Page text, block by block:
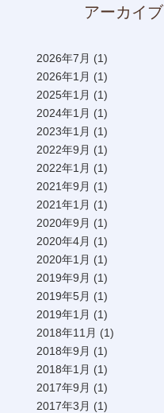
アーカイブ
2026年7月 (1)
2026年1月 (1)
2025年1月 (1)
2024年1月 (1)
2023年1月 (1)
2022年9月 (1)
2022年1月 (1)
2021年9月 (1)
2021年1月 (1)
2020年9月 (1)
2020年4月 (1)
2020年1月 (1)
2019年9月 (1)
2019年5月 (1)
2019年1月 (1)
2018年11月 (1)
2018年9月 (1)
2018年1月 (1)
2017年9月 (1)
2017年3月 (1)